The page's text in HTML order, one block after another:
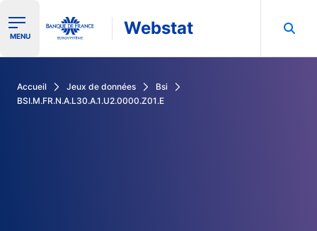
Ouvrir le menu de navigation
MENU Webstat
Accueil Jeux de données
Bsi
BSI.M.FR.N.A.L30.A.1.U2.0000.Z01.E